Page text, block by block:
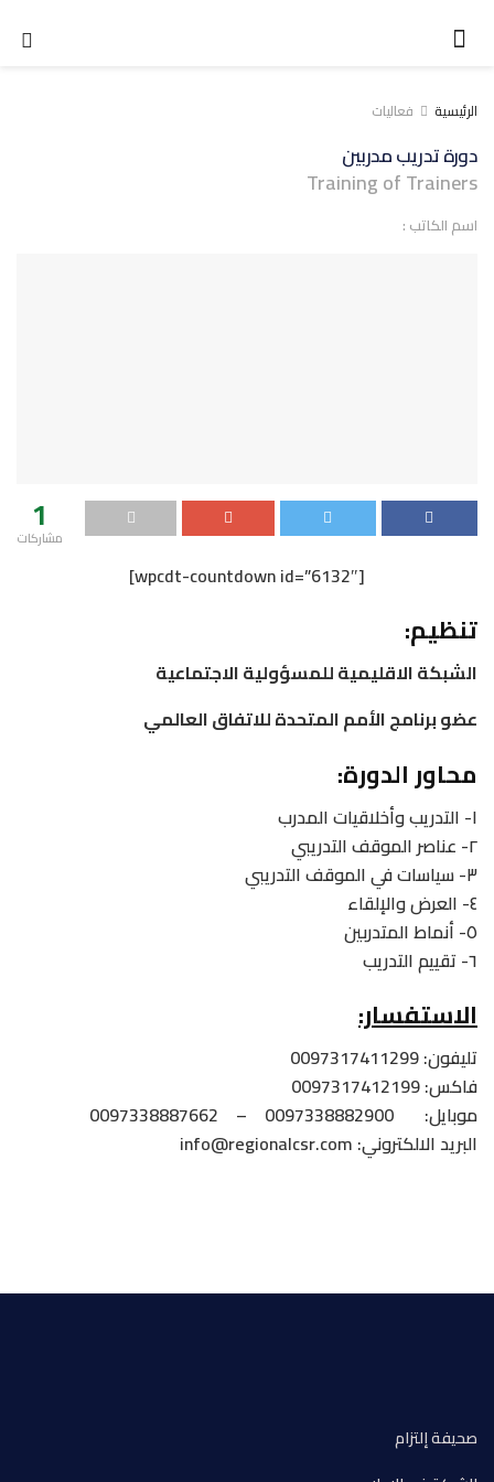
الرئيسية فعاليات
دورة تدريب مدربين
Training of Trainers
اسم الكاتب :
1
مشاركات
[wpcdt-countdown id=”6132″]
تنظيم:
الشبكة الاقليمية للمسؤولية الاجتماعية
عضو برنامج الأمم المتحدة للاتفاق العالمي
محاور الدورة:
١- التدريب وأخلاقيات المدرب
٢- عناصر الموقف التدريبي
٣- سياسات في الموقف التدريبي
٤- العرض والإلقاء
٥- أنماط المتدربين
٦- تقييم التدريب
الاستفسار:
تليفون: 0097317411299
فاكس: 0097317412199
موبايل: 0097338882900 – 0097338887662
البريد الالكتروني: info@regionalcsr.com
صحيفة إلتزام